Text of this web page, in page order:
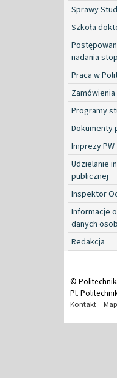
Sprawy
Szkoła
nadania
Praca w
Programy
Dokumenty
Imprezy PW
Udzielanie
publicznej
Inspektor
Informacje
danych
Redakcja
©
Pl.
Kontakt